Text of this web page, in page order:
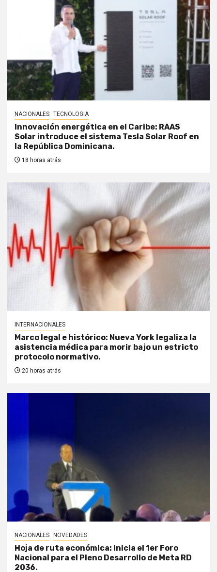
NACIONALES TECNOLOGIA
Innovación energética en el Caribe: RAAS
Solar introduce el sistema Tesla Solar Roof en
la República Dominicana.
18 horas atrás
INTERNACIONALES
Marco legal e histórico: Nueva York legaliza la
asistencia médica para morir bajo un estricto
protocolo normativo.
20 horas atrás
NACIONALES NOVEDADES
Hoja de ruta económica: Inicia el 1er Foro
Nacional para el Pleno Desarrollo de Meta RD
2036.